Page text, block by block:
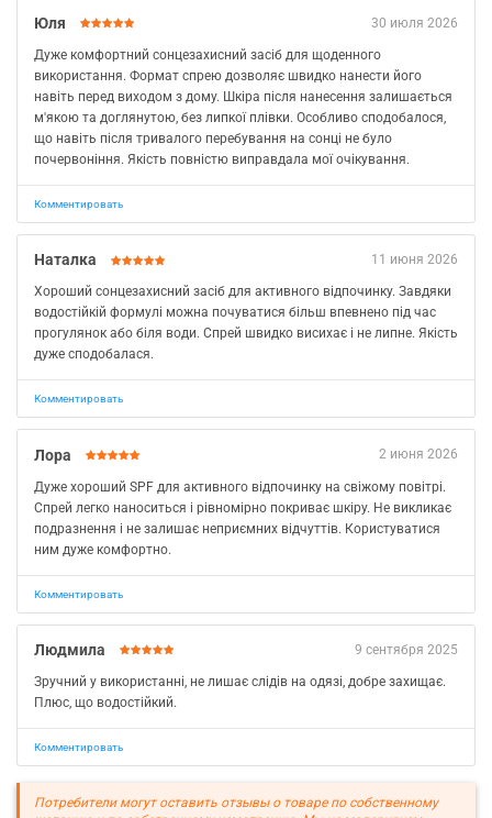
30 июля 2026
Юля
Дуже комфортний сонцезахисний засіб для щоденного
використання. Формат спрею дозволяє швидко нанести його
навіть перед виходом з дому. Шкіра після нанесення залишається
м'якою та доглянутою, без липкої плівки. Особливо сподобалося,
що навіть після тривалого перебування на сонці не було
почервоніння. Якість повністю виправдала мої очікування.
Комментировать
11 июня 2026
Наталка
Хороший сонцезахисний засіб для активного відпочинку. Завдяки
водостійкій формулі можна почуватися більш впевнено під час
прогулянок або біля води. Спрей швидко висихає і не липне. Якість
дуже сподобалася.
Комментировать
2 июня 2026
Лора
Дуже хороший SPF для активного відпочинку на свіжому повітрі.
Спрей легко наноситься і рівномірно покриває шкіру. Не викликає
подразнення і не залишає неприємних відчуттів. Користуватися
ним дуже комфортно.
Комментировать
9 сентября 2025
Людмила
Зручний у використанні, не лишає слідів на одязі, добре захищає.
Плюс, що водостійкий.
Комментировать
Потребители могут оставить отзывы о товаре по собственному